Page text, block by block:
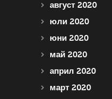
август 2020
юли 2020
юни 2020
май 2020
април 2020
март 2020